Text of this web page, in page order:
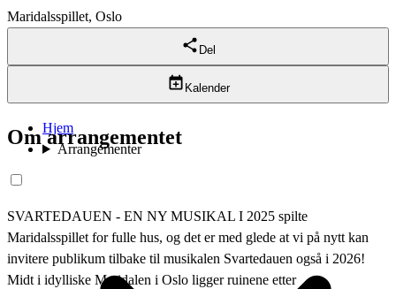
Om oss
Hjem
Arrangementer
Maridalsspillet, Oslo
Del
Kalender
Om arrangementet
SVARTEDAUEN - EN NY MUSIKAL I 2025 spilte
Maridalsspillet for fulle hus, og det er med glede at vi på nytt kan
invitere publikum tilbake til musikalen Svartedauen også i 2026!
Midt i idylliske Maridalen i Oslo ligger ruinene etter